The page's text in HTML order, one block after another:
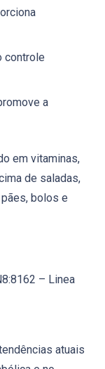
controle
a
em vitaminas,
de saladas,
bolos e
– Linea
atuais